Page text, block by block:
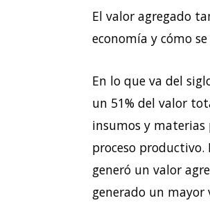
El valor agregado
economía y cómo
En lo que va del
un 51% del valor
insumos y
proceso
generó un valor
generado un mayor